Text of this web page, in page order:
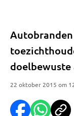
doelbewuste
22 oktober 2015 om